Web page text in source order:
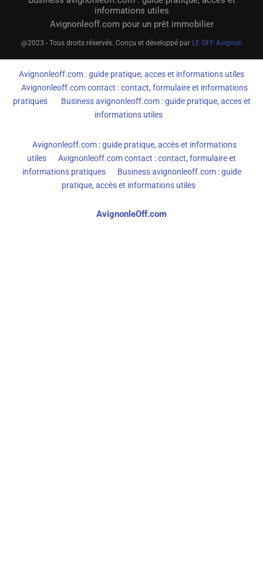
informations utiles
Avignonleoff.com pour un prêt immobilier
@2023 - Tous droits réservés. Conçu et développé par LE OFF Avignon
Avignonleoff.com : guide pratique, acces et informations utiles
Avignonleoff.com contact : contact, formulaire et informations
pratiques
Business avignonleoff.com : guide pratique, acces et
informations utiles
Avignonleoff.com : guide pratique, accès et informations
utiles
Avignonleoff.com contact : contact, formulaire et
informations pratiques
Business avignonleoff.com : guide
pratique, accès et informations utiles
AvignonleOff.com